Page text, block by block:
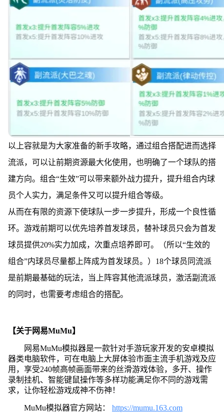
以上容就是为大家准备的新手攻略，通过组合搭配进而选择
流派，可以让前期资源最大化使用，也明确了一个球队的搭
建方向。组合“生效”可以带来额外战力提升，提升组合内球
员个人实力，满足条件又可以提升组合等级。
从而在有限的资源下使球队一步一步提升，形成一个良性循
环。游戏前期可以优先培养首发球员，替补球员只会为首发
球员提供20%实力加成，次重点培养即可。（所以“生效的
组合”内球员尽量都上阵成为首发球员。）18个球员同流派
是前期最基础的玩法，当上阵容其他流派球员，激活副流派
的同时，也需要考虑组合的搭配。
【关于网易MuMu】
网易MuMu模拟器是一款针对手游玩家开发的安卓模拟
器类电脑软件，可在电脑上大屏体验市面主流手机游戏及应
用，享受240帧高帧画面带来的丝滑游戏体验，多开、操作
录制挂机、智能键鼠操作等多样功能满足你不同的游戏需
求，让你轻松游戏成神不伤神！
MuMu模拟器官方网站： https://mumu.163.com